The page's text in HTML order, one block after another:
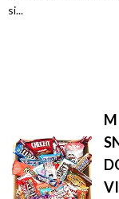
si...